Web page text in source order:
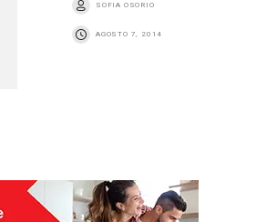
SOFIA OSORIO
AGOSTO 7, 2014